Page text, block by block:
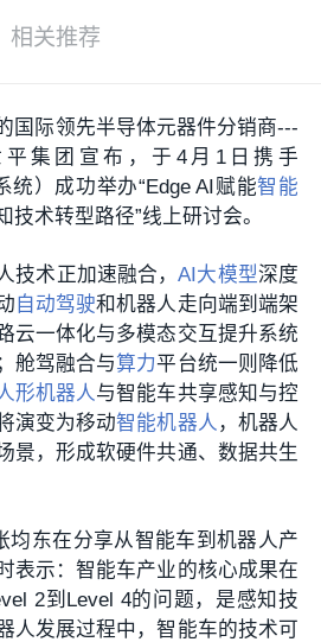
相关推荐
国际领先半导体元器件分销商---
集团宣布，于4月1日携手
统）成功举办“Edge AI赋能智能
技术转型路径”线上研讨会。
技术正加速融合，AI大模型深度
自动驾驶和机器人走向端到端架
云一体化与多模态交互提升系统
舱驾融合与算力平台统一则降低
形机器人 与智能车共享感知与控
演变为移动智能机器人 ，机器人
景，形成软硬件共通、数据共生
均东在分享从智能车到机器人产
表示：智能车产业的核心成果在
2到Level 4的问题，是感知技
人发展过程中，智能车的技术可